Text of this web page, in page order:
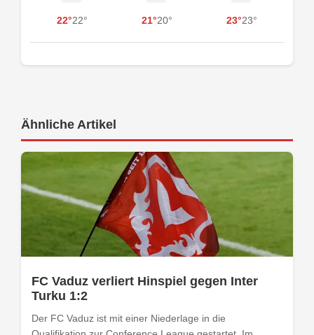
22°22° 21°20° 23°23°
Ähnliche Artikel
FC Vaduz verliert Hinspiel gegen Inter
Turku 1:2
Der FC Vaduz ist mit einer Niederlage in die